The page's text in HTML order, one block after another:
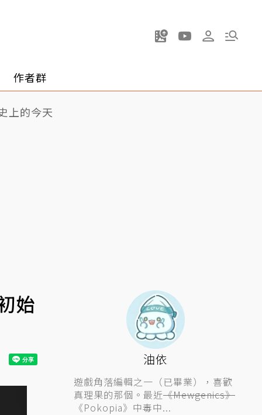
作者群
上的今天
始
油依
遊戲角落編輯之一（已畢業），喜歡
真理果的那個。最近《Mewgenics》
《Pokopia》中毒中...